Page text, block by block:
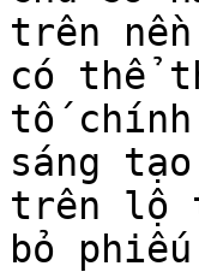
trên
có thể
tố
sáng
trên lộ
bỏ